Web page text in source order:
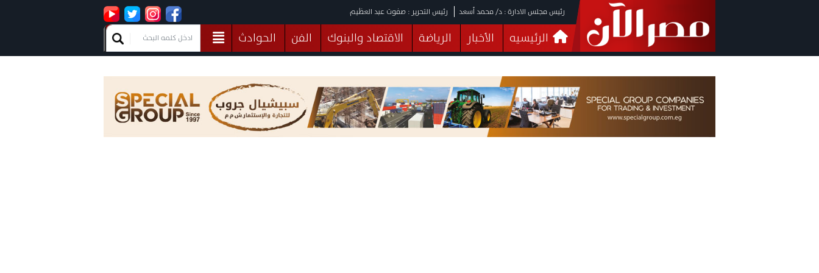
رئيس مجلس الادارة : د/ محمد أسعد رئيس التحرير : صفوت عبد العظيم
الرئيسيه الأخبار الرياضة الاقتصاد والبنوك الفن
الحوادث
فيديوهات
البرلمان صحة الثقافة خدمات منوعات